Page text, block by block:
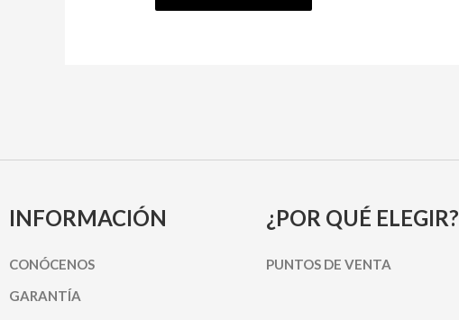
INFORMACIÓN
CONÓCENOS
GARANTÍA
¿POR QUÉ ELEGIR?
PUNTOS DE VENTA